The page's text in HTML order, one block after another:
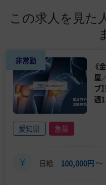
この求人を見た
非常勤
《
屋
ブ
週
愛知県 急募
日給 100,000円 〜